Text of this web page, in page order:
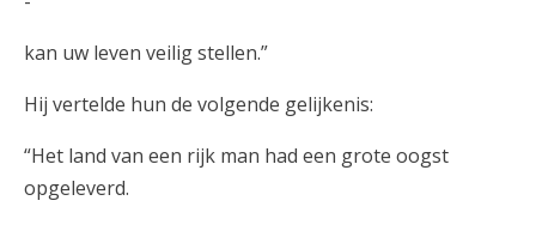
kan uw leven veilig stellen.”
Hij vertelde hun de volgende gelijkenis:
“Het land van een rijk man had een grote oogst
opgeleverd.